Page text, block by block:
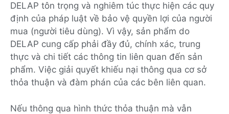
DELAP tôn trọng và nghiêm túc thực hiện các quy
định của pháp luật về bảo vệ quyền lợi của người
mua (người tiêu dùng). Vì vậy, sản phẩm do
DELAP cung cấp phải đầy đủ, chính xác, trung
thực và chi tiết các thông tin liên quan đến sản
phẩm. Việc giải quyết khiếu nại thông qua cơ sở
thỏa thuận và đàm phán của các bên liên quan.
Nếu thông qua hình thức thỏa thuận mà vẫn